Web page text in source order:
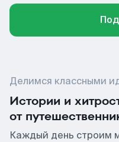
Делимся классными
Истории и
от
Каждый день строим